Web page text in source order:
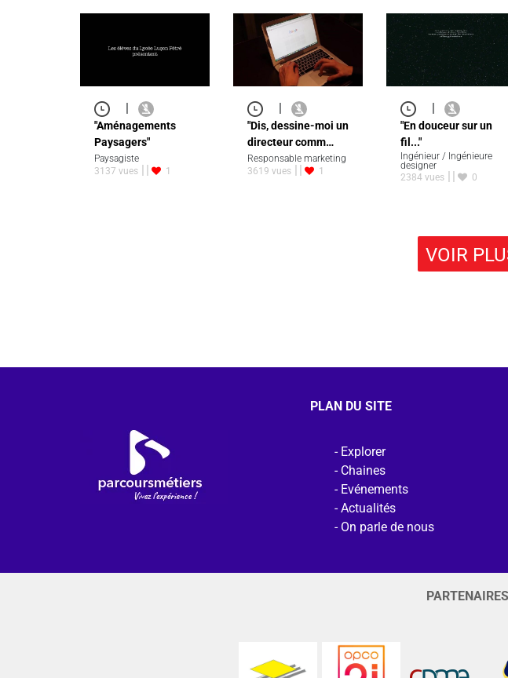
"Aménagements
Paysagers"
Paysagiste
3137 vues
1
"Dis, dessine-moi un
directeur comm…
Responsable marketing
3619 vues
1
"En douceur sur un
fil..."
Ingénieur / Ingénieure
designer
2384 vues
0
VOIR
PLAN DU SITE
Explorer
Chaines
Evénements
Actualités
On parle de nous